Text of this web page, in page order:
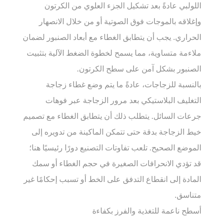
اللولبي عادةً بعد تشكيل الجزء العلوي من الكرتون
وإغلاقه بالموجات فوق الصوتية أو من خلال الانصهار
الحراري. يجب أن يتطابق الغطاء مع أبعاد الصنبور لضمان
ملاءمة متساوية، مما يسمح لخطوة الضغط الآلية بتثبيت
الصنبور بشكل آمن على سطح الكرتون.
بالنسبة للزجاجات، عادةً ما يتم وضع غطاء زجاجة
التغليف البلاستيكي بعد مرور الزجاجة عبر فوهات
جرعات السائل. يتطلب ذلك أن يتطابق الغطاء مع تصميم
خيط الزجاجة بدقة حتى تتمكن الماكينة من تدويره إلى
الموضع الصحيح. تلعب تفاوتات التصنيع دورًا رئيسيًا هنا؛
قد تؤدي الانحرافات الصغيرة في حجم الغطاء أو سمك
المادة إلى انقطاع التدفق على الخط أو تسبب إحكامًا غير
متناسق.
أسطح ناعمة للتغذية والفرز بكفاءة